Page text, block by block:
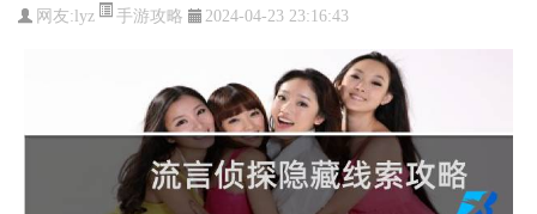
网友:lyz 手游攻略 2024-04-23 23:16:43